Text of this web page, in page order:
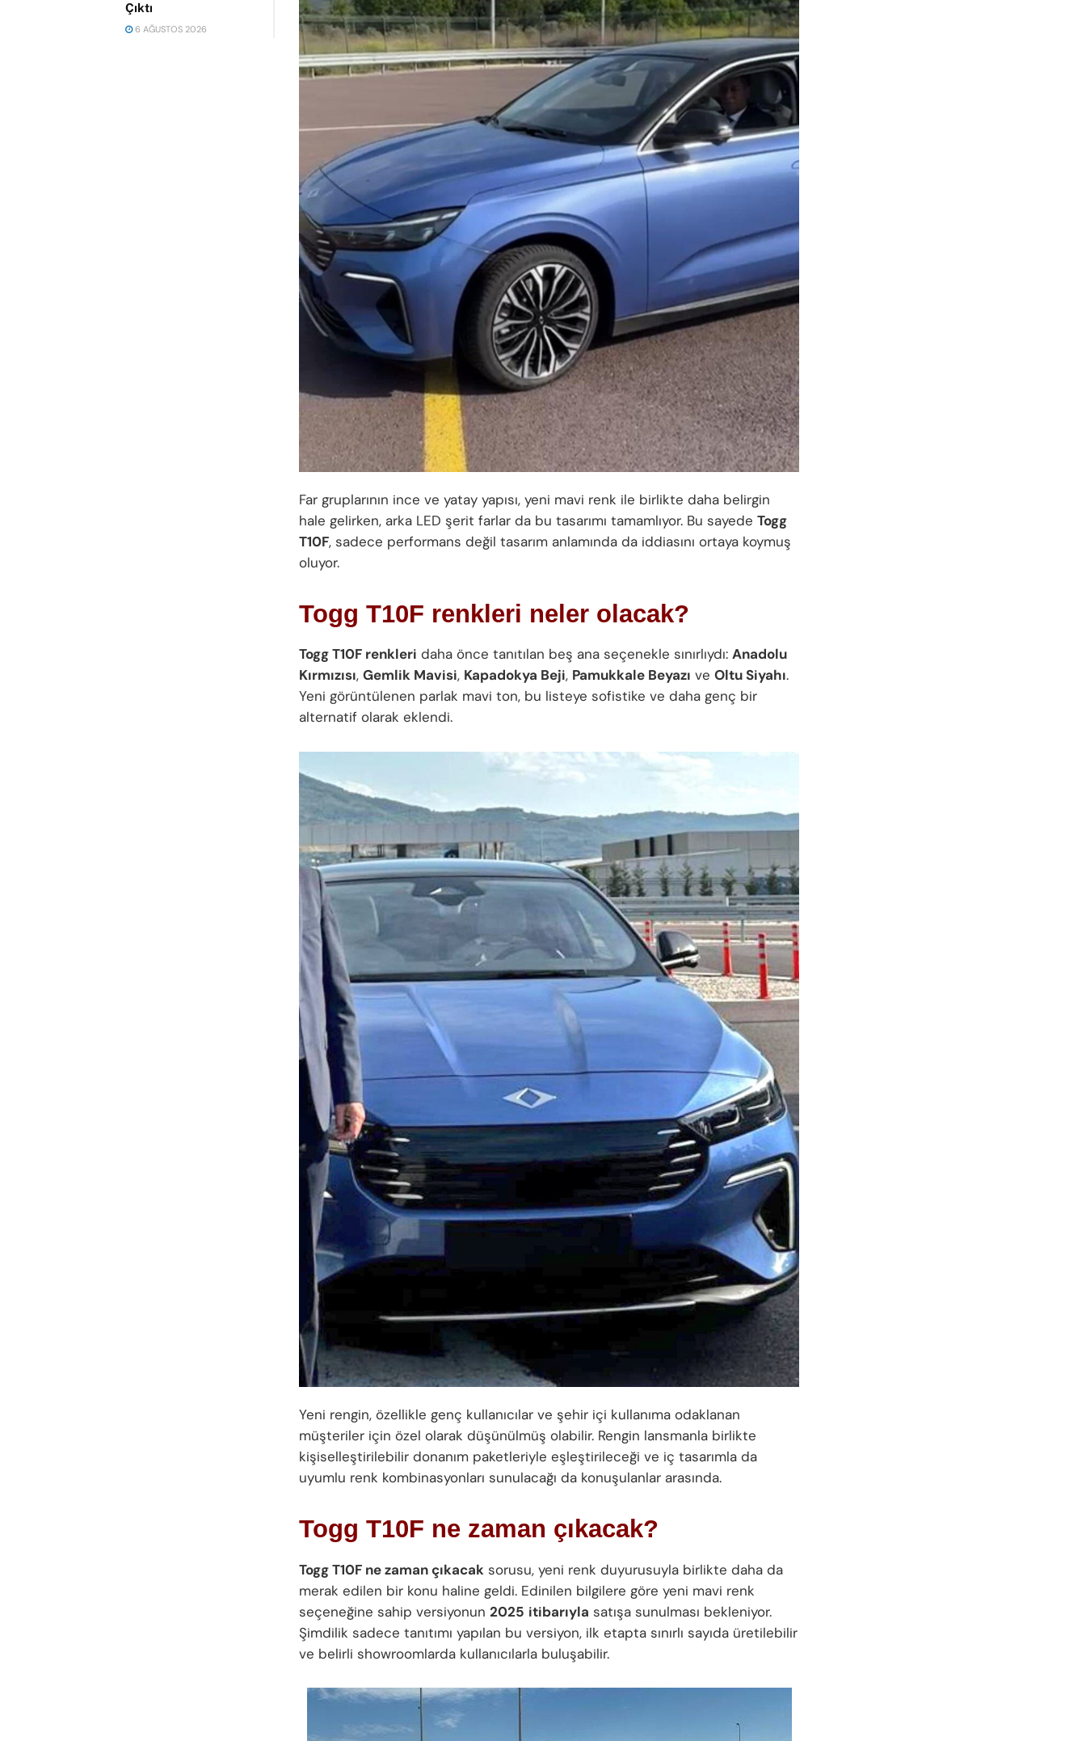
Çıktı
6 AĞUSTOS 2026
Far gruplarının ince ve yatay yapısı, yeni mavi renk ile birlikte daha belirgin
hale gelirken, arka LED şerit farlar da bu tasarımı tamamlıyor. Bu sayede Togg
T10F, sadece performans değil tasarım anlamında da iddiasını ortaya koymuş
oluyor.
Togg T10F renkleri neler olacak?
Togg T10F renkleri daha önce tanıtılan beş ana seçenekle sınırlıydı: Anadolu
Kırmızısı, Gemlik Mavisi, Kapadokya Beji, Pamukkale Beyazı ve Oltu Siyahı.
Yeni görüntülenen parlak mavi ton, bu listeye sofistike ve daha genç bir
alternatif olarak eklendi.
Yeni rengin, özellikle genç kullanıcılar ve şehir içi kullanıma odaklanan
müşteriler için özel olarak düşünülmüş olabilir. Rengin lansmanla birlikte
kişiselleştirilebilir donanım paketleriyle eşleştirileceği ve iç tasarımla da
uyumlu renk kombinasyonları sunulacağı da konuşulanlar arasında.
Togg T10F ne zaman çıkacak?
Togg T10F ne zaman çıkacak sorusu, yeni renk duyurusuyla birlikte daha da
merak edilen bir konu haline geldi. Edinilen bilgilere göre yeni mavi renk
seçeneğine sahip versiyonun 2025 itibarıyla satışa sunulması bekleniyor.
Şimdilik sadece tanıtımı yapılan bu versiyon, ilk etapta sınırlı sayıda üretilebilir
ve belirli showroomlarda kullanıcılarla buluşabilir.